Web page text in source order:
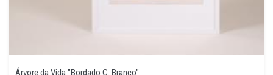
Árvore da Vida "Bordado C. Branco"